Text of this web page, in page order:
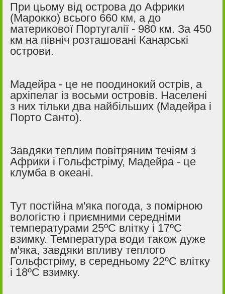
При цьому від острова до Африки
(Марокко) всього 660 км, а до
материкової Португалії - 980 км. За 450
км на північ розташовані Канарські
острови.
Мадейра - це не поодинокий острів, а
архіпелаг із восьми островів. Населені
з них тільки два найбільших (Мадейра і
Порто Санто).
Завдяки теплим повітряним течіям з
Африки і Гольфстріму, Мадейра - це
клумба в океані.
Тут постійна м'яка погода, з помірною
вологістю і приємними середніми
температурами 25ºC влітку і 17ºC
взимку. Температура води також дуже
м'яка, завдяки впливу теплого
Гольфстріму, в середньому 22ºC влітку
і 18ºC взимку.